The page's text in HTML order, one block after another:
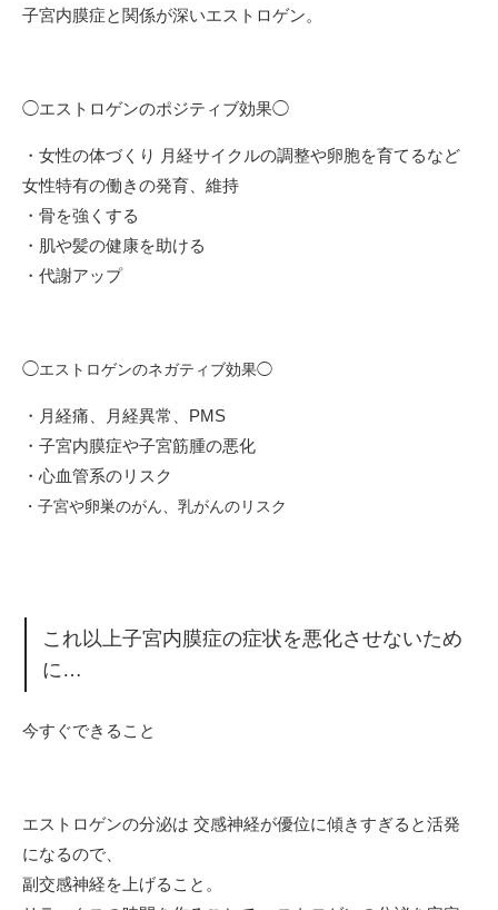
子宮内膜症と関係が深いエストロゲン。
◯エストロゲンのポジティブ効果◯
・女性の体づくり 月経サイクルの調整や卵胞を育てるなど
女性特有の働きの発育、維持
・骨を強くする
・肌や髪の健康を助ける
・代謝アップ
◯エストロゲンのネガティブ効果◯
・月経痛、月経異常、PMS
・子宮内膜症や子宮筋腫の悪化
・心血管系のリスク
・子宮や卵巣のがん、乳がんのリスク
これ以上子宮内膜症の症状を悪化させないため
に…
今すぐできること
エストロゲンの分泌は 交感神経が優位に傾きすぎると活発
になるので、
副交感神経を上げること。